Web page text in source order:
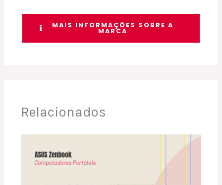
MAIS INFORMAÇÕES SOBRE A
MARCA
Relacionados